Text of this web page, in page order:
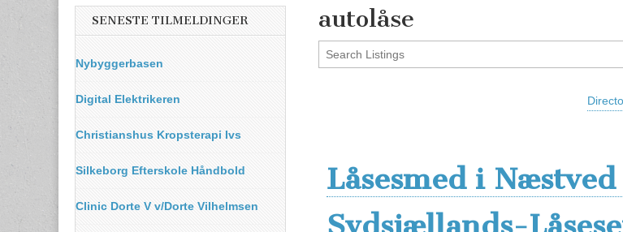
autolåse
Låsesmed i Næstved
Sydsjællands-
SENESTE TILMELDINGER
Nybyggerbasen
Digital Elektrikeren
Christianshus Kropsterapi Ivs
Silkeborg Efterskole Håndbold
Clinic Dorte V v/Dorte Vilhelmsen